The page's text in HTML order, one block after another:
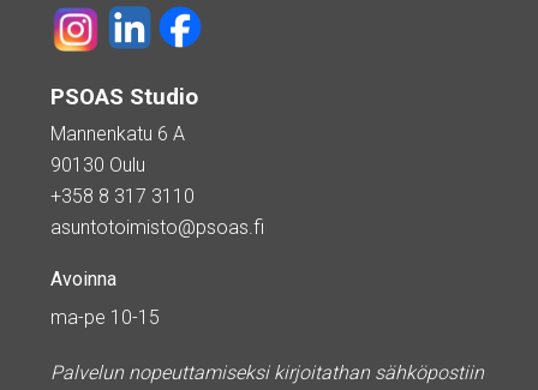
PSOAS Studio
Mannenkatu 6 A
90130 Oulu
+358 8 317 3110
asuntotoimisto@psoas.fi
Avoinna
ma-pe 10-15
Palvelun nopeuttamiseksi kirjoitathan sähköpostiin